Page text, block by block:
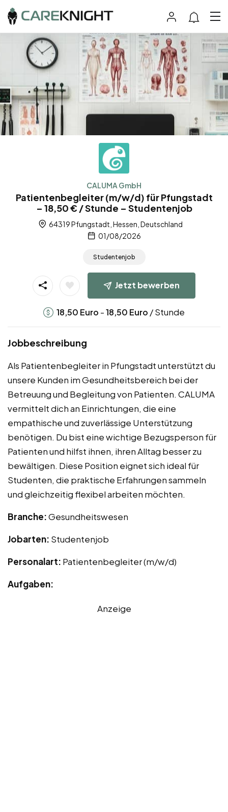
CALUMA GmbH
Patientenbegleiter (m/w/d) für Pfungstadt
– 18,50 € / Stunde – Studentenjob
64319 Pfungstadt, Hessen, Deutschland
01/08/2026
Studentenjob
Jetzt bewerben
18,50 Euro -18,50 Euro / Stunde
Jobbeschreibung
Als Patientenbegleiter in Pfungstadt unterstützt du
unsere Kunden im Gesundheitsbereich bei der
Betreuung und Begleitung von Patienten. CALUMA
vermittelt dich an Einrichtungen, die eine
empathische und zuverlässige Unterstützung
benötigen. Du bist eine wichtige Bezugsperson für
Patienten und hilfst ihnen, ihren Alltag besser zu
bewältigen. Diese Position eignet sich ideal für
Studenten, die praktische Erfahrungen sammeln
und gleichzeitig flexibel arbeiten möchten.
Branche:Gesundheitswesen
Jobarten: Studentenjob
Personalart: Patientenbegleiter (m/w/d)
Aufgaben:
Anzeige